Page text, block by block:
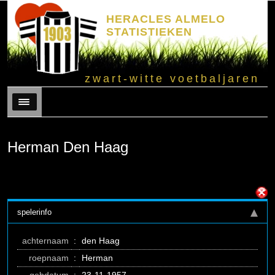
HERACLES ALMELO
STATISTIEKEN
zwart-witte voetbaljaren
Menu
Herman Den Haag
spelerinfo
achternaam :
den Haag
roepnaam
:
Herman